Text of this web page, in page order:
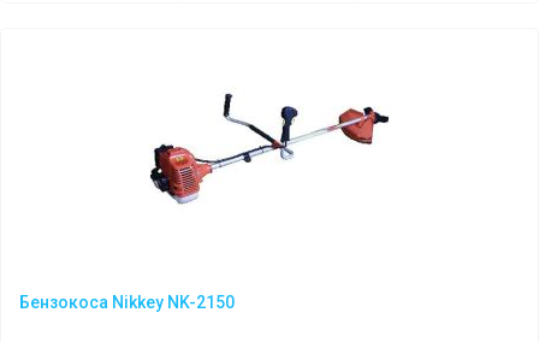
Бензокоса Nikkey NK-2150